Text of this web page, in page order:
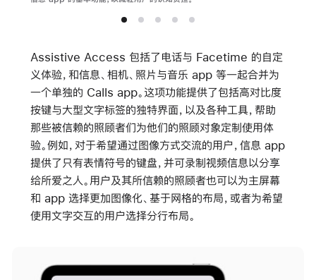
Assistive Access 包括了电话与 Facetime 的自定
义体验，和信息、相机、照片与音乐 app 等一起合并为
一个单独的 Calls app。这项功能提供了包括高对比度
按键与大型文字标签的独特界面，以及各种工具，帮助
那些被信赖的照顾者们为他们的照顾对象定制使用体
验。例如，对于希望通过图像方式交流的用户，信息 app
提供了只有表情符号的键盘，并可录制视频信息以分享
给所爱之人。用户及其所信赖的照顾者也可以为主屏幕
和 app 选择更加图像化、基于网格的布局，或者为希望
使用文字交互的用户选择分行布局。